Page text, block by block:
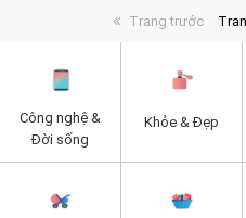
Trang trước
Công nghệ &
Đời sống
Khỏe & Đẹp